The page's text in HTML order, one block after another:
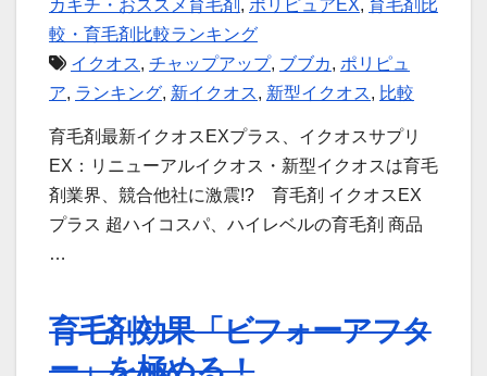
カキチ・おススメ育毛剤 , ポリピュアEX, 育毛剤比
較・育毛剤比較ランキング
イクオス, チャップアップ, ブブカ, ポリピュ
ア, ランキング, 新イクオス, 新型イクオス, 比較
育毛剤最新イクオスEXプラス、イクオスサプリ
EX：リニューアルイクオス・新型イクオスは育毛
剤業界、競合他社に激震!? 育毛剤 イクオスEX
プラス 超ハイコスパ、ハイレベルの育毛剤 商品
…
育毛剤効果「ビフォーアフタ